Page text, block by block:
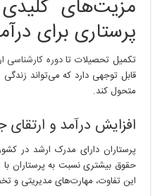
مزیت‌های
پرستاری برای
تکمیل تحصیلات تادوره کارشناسی
قابل توجهی دارد که می‌تواند
متحول کند.
افزایش درآمد و ارتقای
حقوق بیشتری نسبت به پرستاران
این تفاوت، مهارت‌های مدیریتی